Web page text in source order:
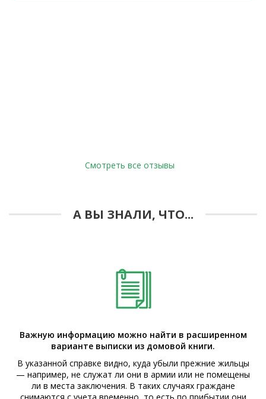
Смотреть все отзывы
А ВЫ ЗНАЛИ, ЧТО...
Важную информацию можно найти в расширенном
варианте выписки из домовой книги.
В указанной справке видно, куда убыли прежние жильцы
— например, не служат ли они в армии или не помещены
ли в места заключения. В таких случаях граждане